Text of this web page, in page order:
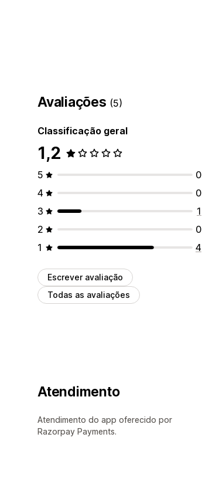
Avaliações (5)
Classificação geral
1,2
5
0
4
0
3
1
2
0
1
4
Escrever avaliação
Todas as avaliações
Atendimento
Atendimento do app oferecido por
Razorpay Payments.